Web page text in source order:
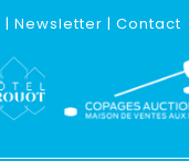
| Newsletter | Contact